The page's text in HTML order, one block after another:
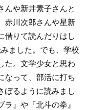
んや新井素子さんと
赤川次郎さんや星新
借りて読んだりはし
ました。でも、学校
た。文学少女と思わ
なって、部活に打ち
ぼるように読みまし
』や『北斗の拳』